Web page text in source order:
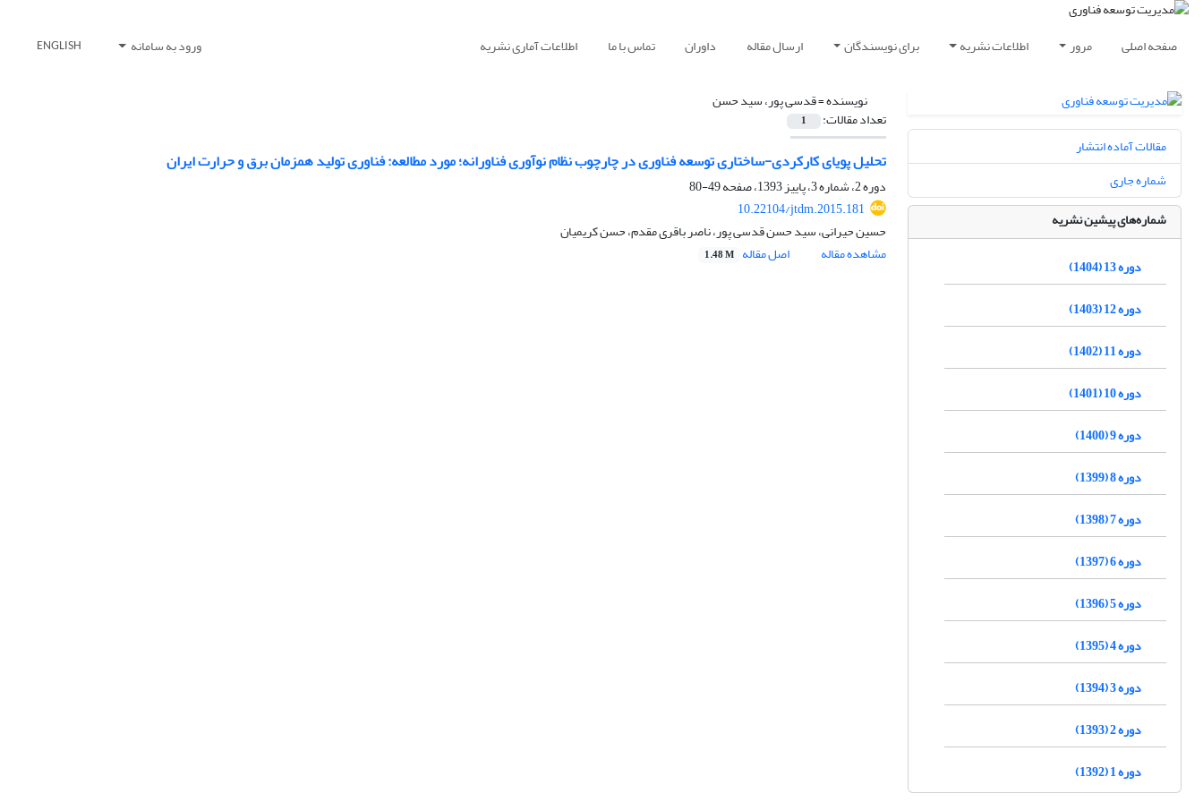
صفحه اصلی مرور اطلاعات نشریه برای نویسندگان ارسال مقاله داوران تماس با ما اطلاعات آماری نشریه ورود به سامانه ENGLISH
نویسنده =قدسی پور، سید حسن
تعداد مقالات: 1
تحلیل پویای کارکردی-ساختاری توسعه فناوری در چارچوب نظام نوآوری فناورانه؛ مورد مطالعه: فناوری تولید همزمان برق و حرارت ایران
دوره 2، شماره 3، پاییز 1393، صفحه
49-80
10.22104/jtdm.2015.181
حسین حیرانی، سید حسن قدسی پور، ناصر باقری مقدم، حسن کریمیان
مشاهده مقاله
اصل مقاله 1.48 M
مقالات آماده انتشار
شماره جاری
شماره‌های پیشین نشریه
دوره 13 (1404)
دوره 12 (1403)
دوره 11 (1402)
دوره 10 (1401)
دوره 9 (1400)
دوره 8 (1399)
دوره 7 (1398)
دوره 6 (1397)
دوره 5 (1396)
دوره 4 (1395)
دوره 3 (1394)
دوره 2 (1393)
دوره 1 (1392)